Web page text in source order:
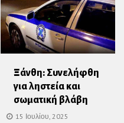
Ξάνθη: Συνελήφθη
για ληστεία και
σωματική βλάβη
15 Ιουλίου, 2025